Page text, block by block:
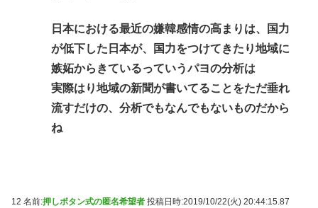
日本における最近の嫌韓感情の高まりは、国力
が低下した日本が、国力をつけてきたり地域に
嫉妬からきているっていうパヨの分析は
実際はり地域の新聞が書いてることをただ垂れ
流すだけの、分析でもなんでもないものだから
ね
12 名前:押しボタン式の匿名希望者 投稿日時:2019/10/22(火) 20:44:15.87